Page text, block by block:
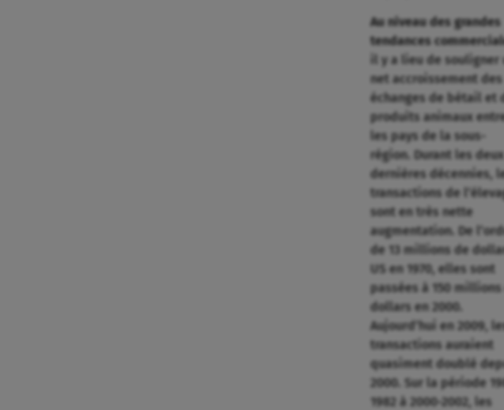
Au niveau des grandes
tendances
il y a lieu de souligner
net accroissement des
échanges de bétail et
produits animaux
les pays de la sous-
région. Durant les deux
dernières décennies,
transactions de
sont en très nette
augmentation. De
de 13 millions de
US en 1970, elles sont
passées à 150
dollars en 2000.
Aujourd’hui en 2009,
transactions auraient
quasiment doublé
2000. Sur la période
1982 à 2000-2002, les